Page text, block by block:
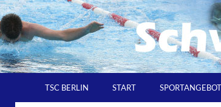
TSC BERLIN START